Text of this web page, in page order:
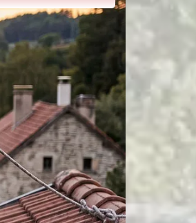
philippe poivet
Très professionnel et fort